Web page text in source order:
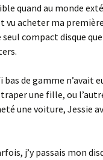
quand au monde
vu acheter ma
compact disque
de gamme n’avait
une fille, ou
une voiture, Jessie
j’y passais mon